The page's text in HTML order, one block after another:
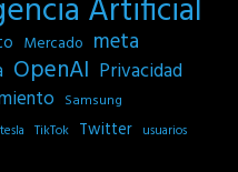
Artificial
Mercado meta
OpenAI Privacidad
Samsung
tesla TikTok Twitter usuarios